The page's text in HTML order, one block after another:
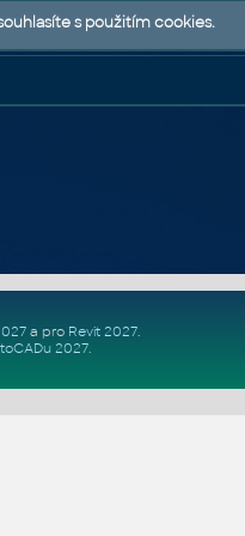
a pro Revit 2027.
2027.
s použitím cookies.